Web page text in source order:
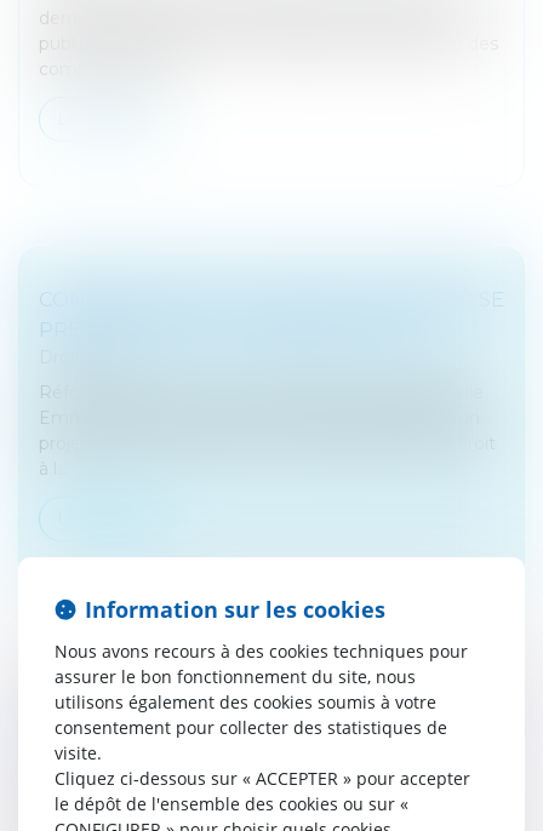
dernier du projet de loi d’orientation des finances
publiques et règlement du budget et approbation des
comptes de l’an...
CONTRÔLE FISCAL : LE DROIT À L’ERREUR SE
PRÉCISE UN PEU | DOSSIER FAMILIAL
Réforme annoncée par le candidat à la présidentielle
Emmanuel Macron, le droit à l’erreur fera l’objet d’un
projet de loi dès la mi-juillet. Le projet de loi sur le droit
à l...
TOUT CE QU'IL FAUT SAVOIR DU CONTRÔLE
FISCAL À DISTANCE ET DE L'EXAMEN DE
COMPTABILITÉ - CHALLENGES.FR
Droit fiscal
La loi de finance rectificative du 29 décembre 2016, via
Information sur les cookies
Nous avons recours à des cookies techniques pour
assurer le bon fonctionnement du site, nous
utilisons également des cookies soumis à votre
consentement pour collecter des statistiques de
visite.
Cliquez ci-dessous sur « ACCEPTER » pour accepter
le dépôt de l'ensemble des cookies ou sur «